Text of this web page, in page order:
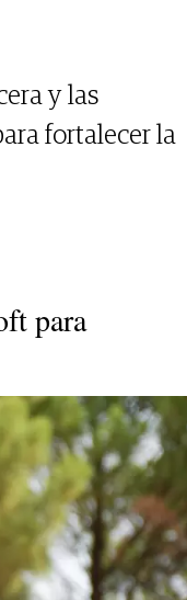
y las
fortalecer la
para